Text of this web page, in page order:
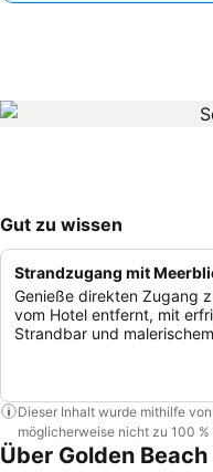
Gut zu wissen
Strandzugang mit
Genieße direkten Zugang
vom Hotel entfernt, mit
Strandbar und
Dieser Inhalt wurde mithilfe
möglicherweise nicht zu 100
Über Golden